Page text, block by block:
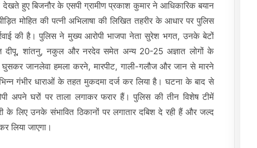
देखते हुए बिजनौर के एसपी ग्रामीण प्रकाश कुमार ने आधिकारिक बयान
मोहित की पत्नी अभिलाषा की लिखित तहरीर के आधार पर पुलिस
की है। पुलिस ने मुख्य आरोपी भाजपा नेता सुरेश भगत, उनके बेटों
दीपू, शांतनु, नकुल और नरदेव समेत अन्य 20-25 अज्ञात लोगों के
जानलेवा हमला करने, मारपीट, गाली-गलौज और जान से मारने
गंभीर धाराओं के तहत मुकदमा दर्ज कर लिया है। घटना के बाद से
अपने घरों पर ताला लगाकर फरार हैं। पुलिस की तीन विशेष टीमें
के लिए उनके संभावित ठिकानों पर लगातार दबिश दे रही हैं और जल्द
लिया जाएगा।